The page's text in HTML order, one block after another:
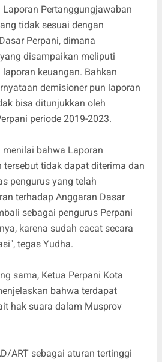
Pertanggungjawaban
tidak sesuai dengan
Perpani, dimana
disampaikan meliputi
keuangan. Bahkan
demisioner pun laporan
bisa ditunjukkan oleh
periode 2019-2023.
menilai bahwa Laporan
tersebut tidak dapat diterima dan
pengurus yang telah
terhadap Anggaran Dasar
sebagai pengurus Perpani
karena sudah cacat secara
tegas Yudha.
sama, Ketua Perpani Kota
bahwa terdapat
hak suara dalam Musprov
ART sebagai aturan tertinggi